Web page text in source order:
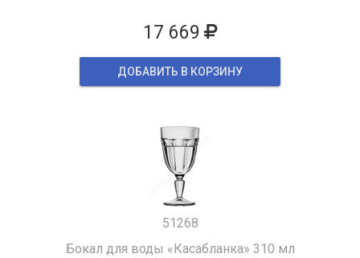
17 669
ДОБАВИТЬ В КОРЗИНУ
51268
Бокал для воды «Касабланка» 310 мл